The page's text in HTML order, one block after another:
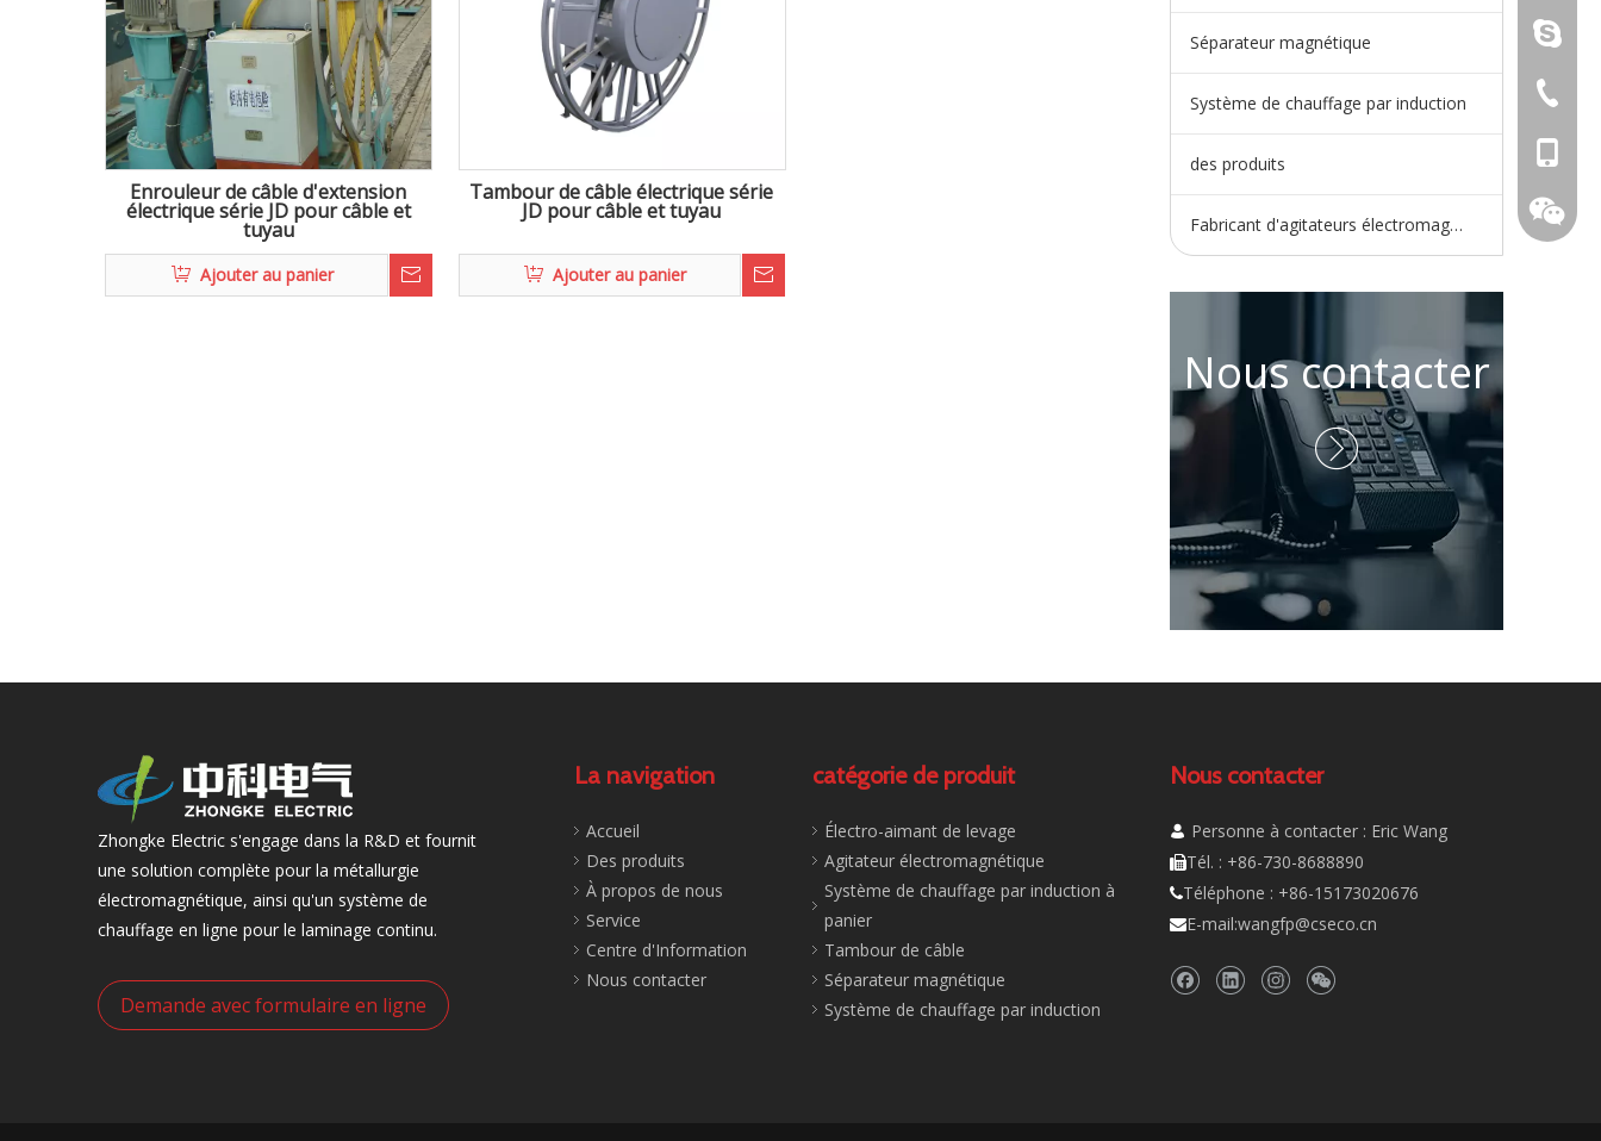
Enrouleur de câble d'extension
électrique série JD pour câble et
tuyau
Ajouter au panier
Tambour de câble électrique série
JD pour câble et tuyau
Ajouter au panier
Séparateur magnétique
Système de chauffage par induction
des produits
Fabricant d'agitateurs électromagnétiques
Nous contacter

Zhongke Electric s'engage dans la R&D et fournit
une solution complète pour la métallurgie
électromagnétique, ainsi qu'un système de
chauffage en ligne pour le laminage continu.
Demande avec formulaire en ligne
La navigation
Accueil
Des produits
À propos de nous
Service
Centre d'Information
Nous contacter
+86-
catégorie de produit
Électro-aimant de levage
Agitateur électromagnétique
Système de chauffage par induction à
panier
Tambour de câble
Séparateur magnétique
Système de chauffage par induction
Nous contacter
 Personne à contacter : Eric Wang
Tél. : +86-730-8688890
Téléphone : +86-15173020676
E-mail:wangfp@cseco.cn